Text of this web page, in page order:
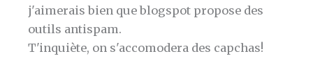
j'aimerais bien que blogspot propose des
outils antispam.
T'inquiète, on s'accomodera des capchas!